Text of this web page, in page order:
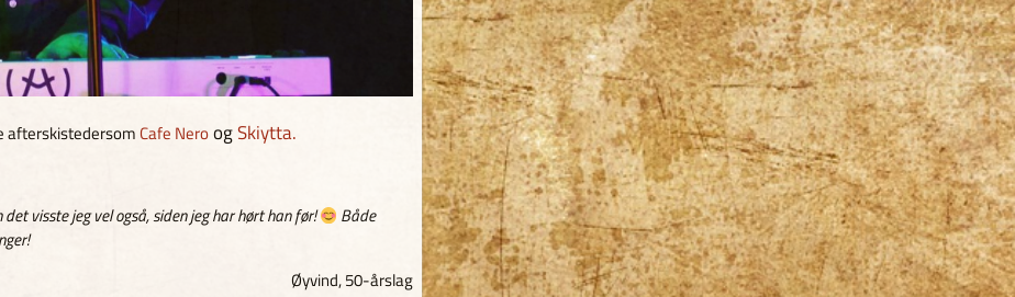
afterskistedersom Cafe NeroogSkiytta.
visste jeg vel også, siden jeg har hørt han før!
Både
Øyvind, 50-årslag